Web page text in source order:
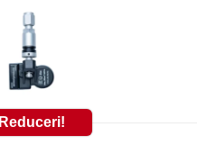
Reduceri!